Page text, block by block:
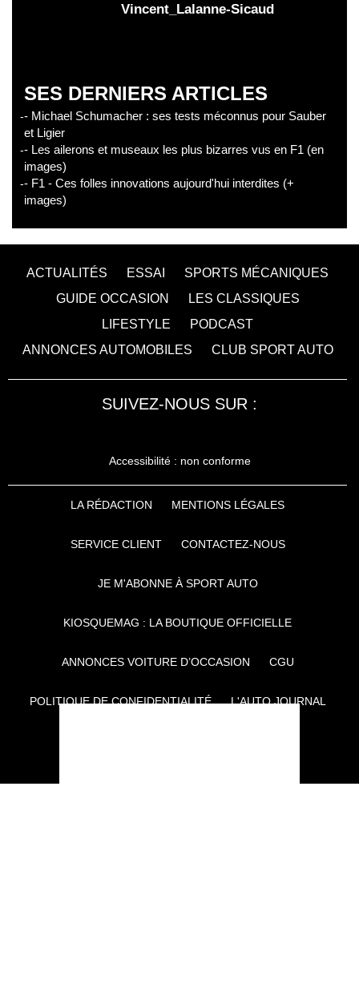
Vincent_Lalanne-Sicaud
SES DERNIERS ARTICLES
- Michael Schumacher : ses tests méconnus pour Sauber
et Ligier
- Les ailerons et museaux les plus bizarres vus en F1 (en
images)
- F1 - Ces folles innovations aujourd'hui interdites (+
images)
ACTUALITÉS ESSAI
SPORTS MÉCANIQUES
GUIDE OCCASION
LES CLASSIQUES
LIFESTYLE
PODCAST
ANNONCES AUTOMOBILES
CLUB SPORT AUTO
SUIVEZ-NOUS SUR :
Accessibilité : non conforme
LA RÉDACTION MENTIONS LÉGALES
SERVICE CLIENT CONTACTEZ-NOUS
JE M'ABONNE À SPORT AUTO
KIOSQUEMAG : LA BOUTIQUE OFFICIELLE
ANNONCES VOITURE D’OCCASION CGU
POLITIQUE DE CONFIDENTIALITÉ L'AUTO JOURNAL